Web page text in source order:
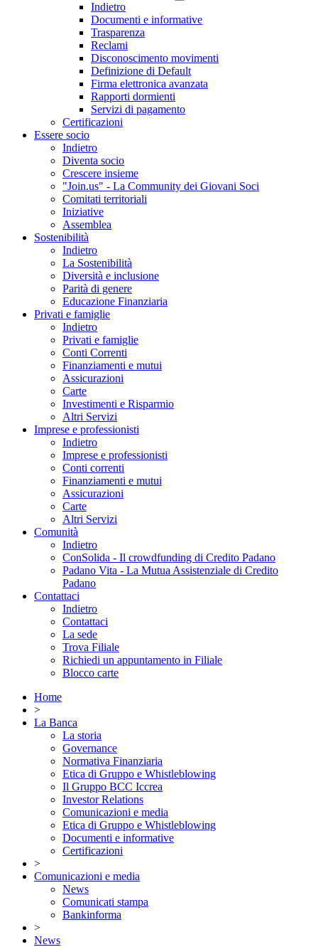
Indietro
Documenti e informative
Trasparenza
Reclami
Disconoscimento movimenti
Definizione di Default
Firma elettronica avanzata
Rapporti dormienti
Servizi di pagamento
Certificazioni
Essere socio
Indietro
Diventa socio
Crescere insieme
"Join.us" - La Community dei Giovani Soci
Comitati territoriali
Iniziative
Assemblea
Sostenibilità
Indietro
La Sostenibilità
Diversità e inclusione
Parità di genere
Educazione Finanziaria
Privati e famiglie
Indietro
Privati e famiglie
Conti Correnti
Finanziamenti e mutui
Assicurazioni
Carte
Investimenti e Risparmio
Altri Servizi
Imprese e professionisti
Indietro
Imprese e professionisti
Conti correnti
Finanziamenti e mutui
Assicurazioni
Carte
Altri Servizi
Comunità
Indietro
ConSolida - Il crowdfunding di Credito Padano
Padano Vita - La Mutua Assistenziale di Credito
Padano
Contattaci
Indietro
Contattaci
La sede
Trova Filiale
Richiedi un appuntamento in Filiale
Blocco carte
Home
>
La Banca
La storia
Governance
Normativa Finanziaria
Etica di Gruppo e Whistleblowing
Il Gruppo BCC Iccrea
Investor Relations
Comunicazioni e media
Etica di Gruppo e Whistleblowing
Documenti e informative
Certificazioni
>
Comunicazioni e media
News
Comunicati stampa
Bankinforma
>
News